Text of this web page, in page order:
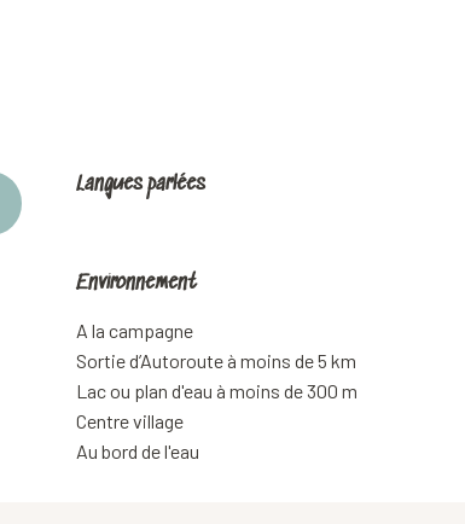
Langues parlées
Langues parlées
Environnement
Environnement
A la campagne
Sortie d’Autoroute à moins de 5 km
Lac ou plan d'eau à moins de 300 m
Centre village
Au bord de l'eau